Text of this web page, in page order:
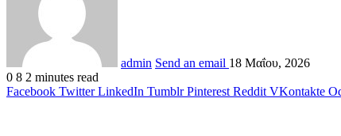
admin Send an email 18 Μαΐου, 2026
0 8 2 minutes read
Facebook Twitter LinkedIn Tumblr Pinterest Reddit VKontakte